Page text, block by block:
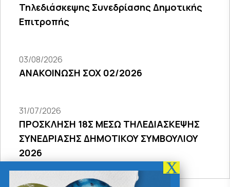
Τηλεδιάσκεψης Συνεδρίασης Δημοτικής
Επιτροπής
03/08/2026
ΑΝΑΚΟΙΝΩΣΗ ΣΟΧ 02/2026
31/07/2026
ΠΡΟΣΚΛΗΣΗ 18Σ ΜΕΣΩ ΤΗΛΕΔΙΑΣΚΕΨΗΣ
ΣΥΝΕΔΡΙΑΣΗΣ ΔΗΜΟΤΙΚΟΥ ΣΥΜΒΟΥΛΙΟΥ
2026